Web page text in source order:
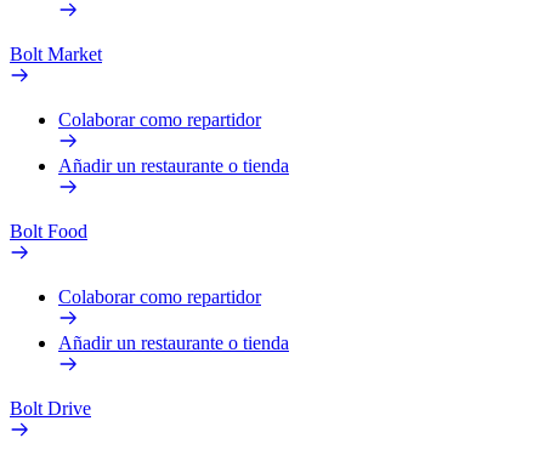
Bolt Market
Colaborar como repartidor
Añadir un restaurante o tienda
Bolt Food
Colaborar como repartidor
Añadir un restaurante o tienda
Bolt Drive